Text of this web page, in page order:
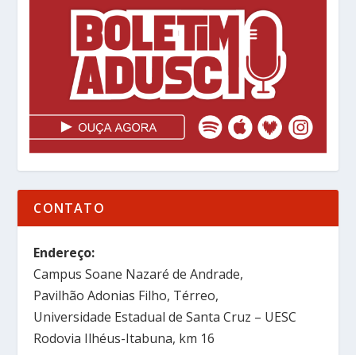
CONTATO
Endereço:
Campus Soane Nazaré de Andrade,
Pavilhão Adonias Filho, Térreo,
Universidade Estadual de Santa Cruz – UESC
Rodovia Ilhéus-Itabuna, km 16